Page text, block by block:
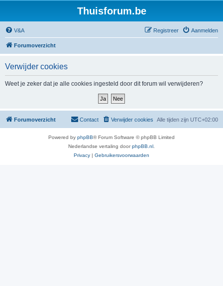
Thuisforum.be
V&A Aanmelden
Registreer
Forumoverzicht
Verwijder cookies
Weet je zeker dat je alle cookies ingesteld door dit forum wil verwijderen?
Forumoverzicht Alle tijden zijn UTC+02:00
Verwijder cookies
Contact
Powered by phpBB® Forum Software © phpBB Limited
Nederlandse vertaling doorphpBB.nl
Privacy | Gebruikersvoorwaarden